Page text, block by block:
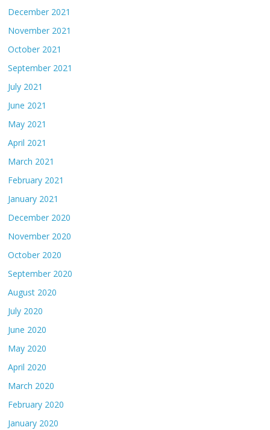
December 2021
November 2021
October 2021
September 2021
July 2021
June 2021
May 2021
April 2021
March 2021
February 2021
January 2021
December 2020
November 2020
October 2020
September 2020
August 2020
July 2020
June 2020
May 2020
April 2020
March 2020
February 2020
January 2020